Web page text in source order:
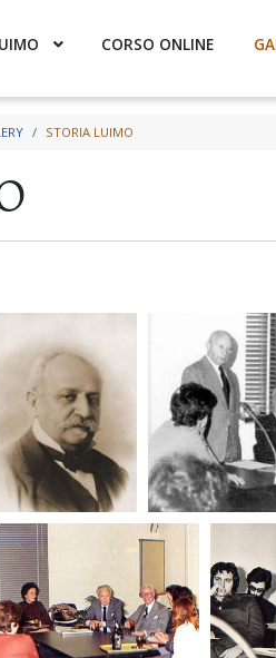
CORSO ONLINE
STORIA LUIMO